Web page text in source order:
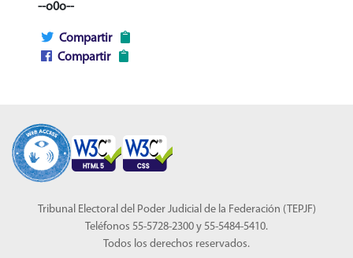
--o0o--
Compartir
Compartir
Tribunal Electoral del Poder Judicial de la Federación (TEPJF)
Teléfonos 55-5728-2300 y 55-5484-5410.
Todos los derechos reservados.